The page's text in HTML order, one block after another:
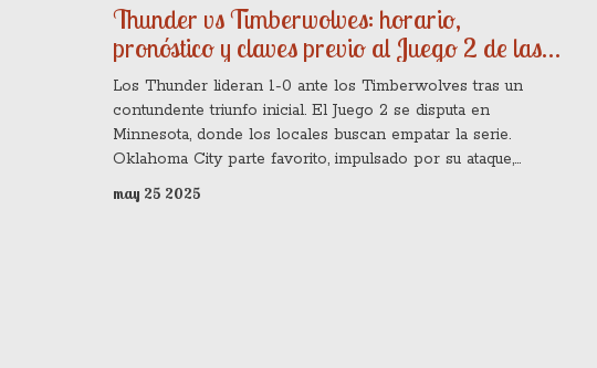
Thunder vs Timberwolves: horario,
pronóstico y claves previo al Juego 2 de las
Finales del Oeste NBA
Los Thunder lideran 1-0 ante los Timberwolves tras un
contundente triunfo inicial. El Juego 2 se disputa en
Minnesota, donde los locales buscan empatar la serie.
Oklahoma City parte favorito, impulsado por su ataque,
mientras Minnesota depende de su defensa. La serie
continúa ajustada en una de las temporadas más vibrantes de
may 25 2025